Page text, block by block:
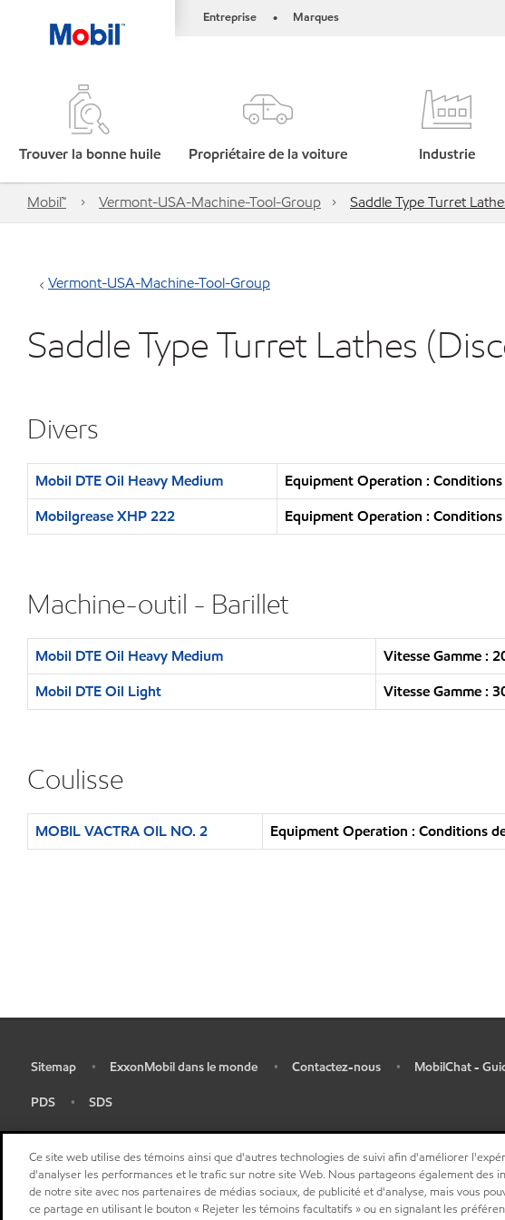
Entreprise • Marques
Trouver la bonne huile Propriétaire de la voiture Industrie
Mobil™ Vermont-USA-Machine-Tool-Group Saddle Type Turret
Vermont-USA-Machine-Tool-Group
Saddle Type Turret Lathes
Divers
Mobil DTE Oil Heavy Medium
Equipment Operation :
Mobilgrease XHP 222
Equipment Operation :
Machine-outil - Barillet
Mobil DTE Oil Heavy Medium
Vitesse Gamme :
Mobil DTE Oil Light
Vitesse Gamme :
Coulisse
MOBIL VACTRA OIL NO. 2 Equipment Operation : Conditions
Sitemap • ExxonMobil dans le monde • Contactez-nous • MobilChat -
PDS • SDS
Ce site web utilise des témoins ainsi que d'autres technologies de suivi afin d'améliorer
d'analyser les performances et le trafic sur notre site Web. Nous partageons également des
de notre site avec nos partenaires de médias sociaux, de publicité et d'analyse, mais vous
ce partage en utilisant le bouton « Rejeter les témoins facultatifs » ou en signalant les